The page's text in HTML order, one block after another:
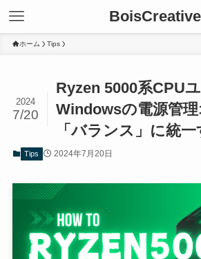
BoisCreative
ホーム Tips
Ryzen 5000系CPU
Windowsの電源管
「バランス」に統
2024
7/20
Tips 2024年7月20日